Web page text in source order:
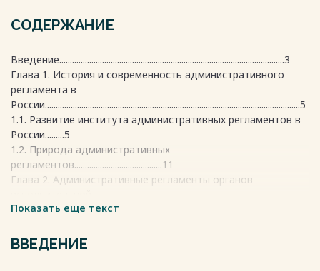
СОДЕРЖАНИЕ
Введение.........................................................................................................3
Глава 1. История и современность административного
регламента в
России.......................................................................................................................5
1.1. Развитие института административных регламентов в
России.........5
1.2. Природа административных
регламентов.........................................11
Глава 2. Административные регламенты органов
власти......................................................................................................................15
регламентов органов исполнительной
власти..........................................................................15
Показать еще текст
ВВЕДЕНИЕ